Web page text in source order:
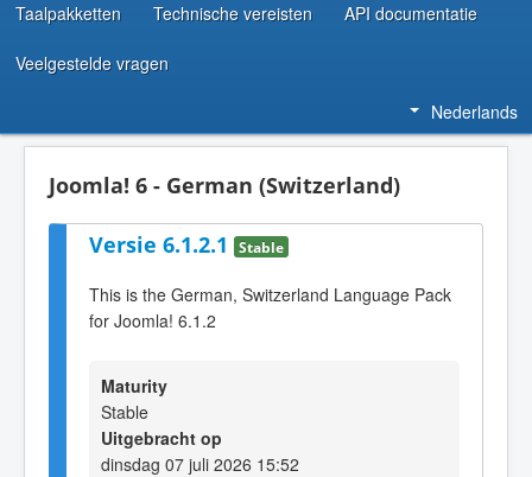
Taalpakketten Technische vereisten API documentatie
Veelgestelde vragen
Nederlands
Joomla! 6 - German (Switzerland)
Versie 6.1.2.1 Stable
This is the German, Switzerland Language Pack
for Joomla! 6.1.2
Maturity
Stable
Uitgebracht op
dinsdag 07 juli 2026 15:52